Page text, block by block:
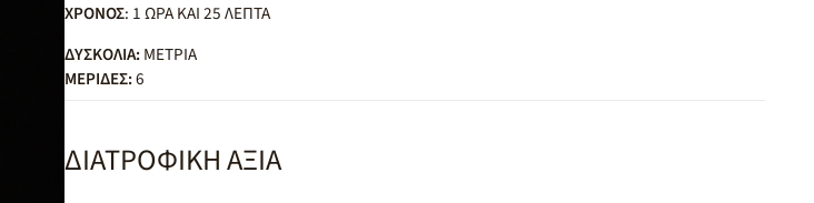
ΧΡΟΝΟΣ: 1 ΩΡΑ ΚΑΙ 25 ΛΕΠΤΑ
ΔΥΣΚΟΛΙΑ: ΜΕΤΡΙΑ
ΜΕΡΙΔΕΣ:6
ΔΙΑΤΡΟΦΙΚΗ ΑΞΙΑ